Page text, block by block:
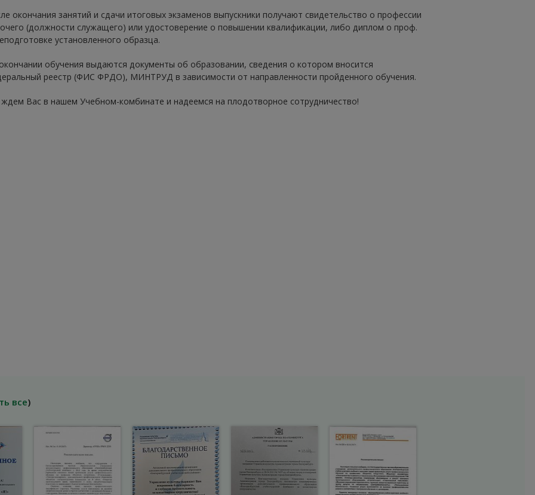
окончания занятий и сдачи итоговых экзаменов выпускники получают свидетельство о профессии
(должности служащего) или удостоверение о повышении квалификации, либо диплом о проф.
установленного образца.
обучения выдаются документы об образовании, сведения о котором вносится
реестр (ФИС ФРДО), МИНТРУД в зависимости от направленности пройденного обучения.
Вас в нашем Учебном-комбинате и надеемся на плодотворное сотрудничество!
все)